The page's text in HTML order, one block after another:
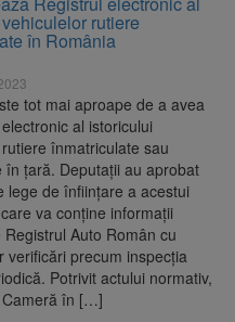
zile
arestate
10 metri
Salvamont
liberă la
NaunArt
rutiere
în România
tot mai aproape de a avea
al istoricului
înmatriculate sau
în țară. Deputații au aprobat
lege de înființare a acestui
va conține informații
Auto Român cu
verificări precum inspecția
Potrivit actului normativ,
în […]